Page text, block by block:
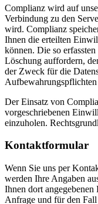
Complianz wird auf
Verbindung zu den
wird. Complianz
Ihnen die erteilten
können. Die so
Löschung auffordern,
der Zweck für die
Der Einsatz von
vorgeschriebenen
einzuholen.
Kontaktformular
Wenn Sie uns per
werden Ihre Angaben
Ihnen dort
Anfrage und für den